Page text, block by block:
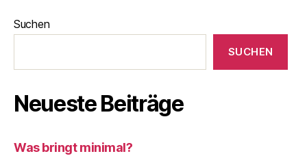
Suchen
SUCHEN
Neueste Beiträge
Was bringt minimal?